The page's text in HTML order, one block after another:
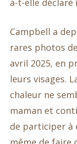
a-t-elle déclaré
Campbell a
rares photos
avril 2025, en
leurs visages.
chaleur ne
maman et
de participer à